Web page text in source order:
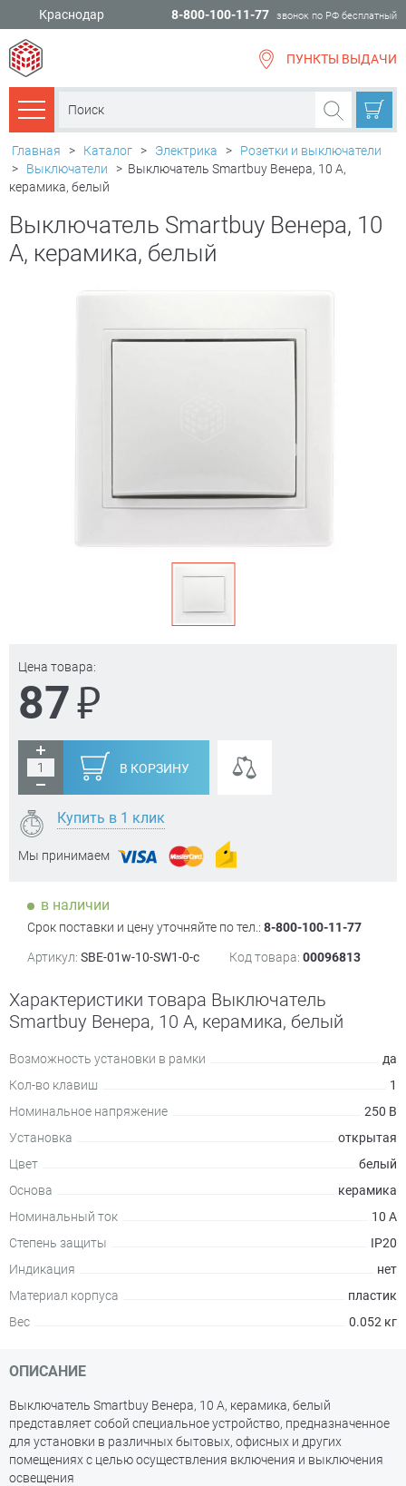
Краснодар 8-800-100-11-77 звонок по РФ бесплатный
ПУНКТЫ ВЫДАЧИ
Каталог товаров
Главная > Каталог > Электрика >
Розетки и выключатели
>
Выключатели > Выключатель Smartbuy Венера, 10 А,
керамика, белый
Выключатель Smartbuy Венера, 10
А, керамика, белый
Цена товара:
87₽
В КОРЗИНУ
Купить в 1 клик
Мы принимаем
в наличии
Срок поставки и цену уточняйте по тел.: 8-800-100-11-77
Артикул: SBE-01w-10-SW1-0-c Код товара: 00096813
Характеристики товара Выключатель
Smartbuy Венера, 10 А, керамика, белый
Возможность установки в рамки
да
Кол-во клавиш
1
Номинальное напряжение
250 В
Установка
открытая
Цвет
белый
Основа
керамика
Номинальный ток
10 А
Степень защиты
IP20
Индикация
нет
Материал корпуса
пластик
Вес
0.052 кг
ОПИСАНИЕ
Выключатель Smartbuy Венера, 10 А, керамика, белый
представляет собой специальное устройство, предназначенное
для установки в различных бытовых, офисных и других
помещениях с целью осуществления включения и выключения
освещения